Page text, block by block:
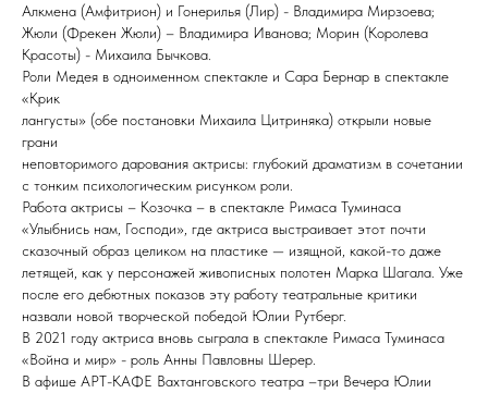
Алкмена (Амфитрион) и Гонерилья (Лир) - Владимира Мирзоева;
Жюли (Фрекен Жюли) – Владимира Иванова; Морин (Королева
Красоты) - Михаила Бычкова.
Роли Медея в одноименном спектакле и Сара Бернар в спектакле
«Крик
лангусты» (обе постановки Михаила Цитриняка) открыли новые
грани
неповторимого дарования актрисы: глубокий драматизм в сочетании
с тонким психологическим рисунком роли.
Работа актрисы – Козочка – в спектакле Римаса Туминаса
«Улыбнись нам, Господи», где актриса выстраивает этот почти
сказочный образ целиком на пластике — изящной, какой-то даже
летящей, как у персонажей живописных полотен Марка Шагала. Уже
после его дебютных показов эту работу театральные критики
назвали новой творческой победой Юлии Рутберг.
В 2021 году актриса вновь сыграла в спектакле Римаса Туминаса
«Война и мир» - роль Анны Павловны Шерер.
В афише АРТ-КАФЕ Вахтанговского театра –три Вечера Юлии